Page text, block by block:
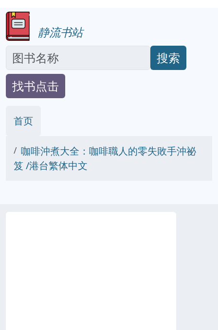
静流书站
搜索
找书点击
首页
咖啡沖煮大全：咖啡職人的零失敗手沖祕
笈 /港台繁体中文